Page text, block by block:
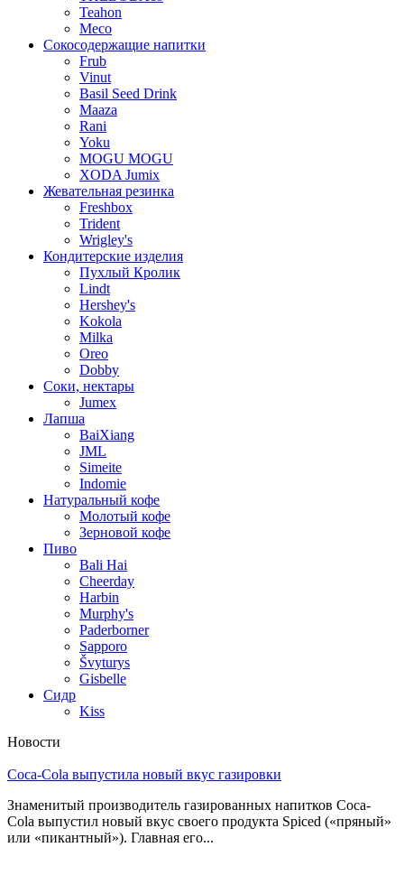
Teahon
Meco
Сокосодержащие напитки
Frub
Vinut
Basil Seed Drink
Maaza
Rani
Yoku
MOGU MOGU
XODA Jumix
Жевательная резинка
Freshbox
Trident
Wrigley's
Кондитерские изделия
Пухлый Кролик
Lindt
Hershey's
Kokola
Milka
Oreo
Dobby
Соки, нектары
Jumex
Лапша
BaiXiang
JML
Simeite
Indomie
Натуральный кофе
Молотый кофе
Зерновой кофе
Пиво
Bali Hai
Cheerday
Harbin
Murphy's
Paderborner
Sapporo
Švyturys
Gisbelle
Сидр
Kiss
Новости
Coca-Cola выпустила новый вкус газировки
Знаменитый производитель газированных напитков Coca-
Cola выпустил новый вкус своего продукта Spiced («пряный»
или «пикантный»). Главная его...